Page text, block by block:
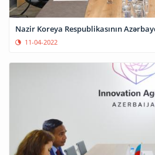
Nazir Koreya Respublikasının
11-04-2022